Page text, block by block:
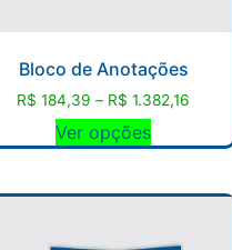
Bloco de Anotações
R$ 184,39 – R$ 1.382,16
Ver opções